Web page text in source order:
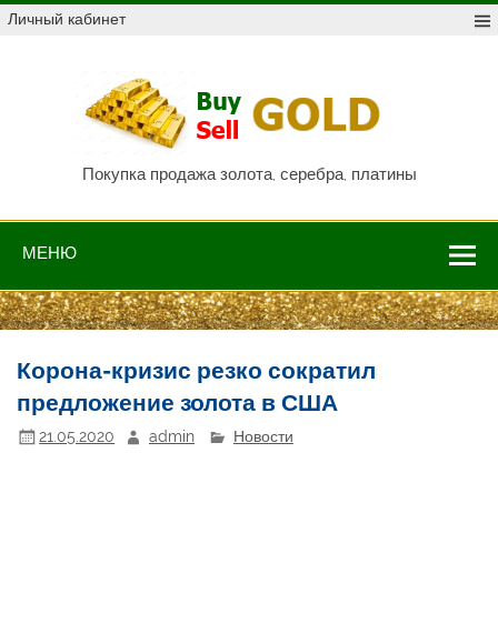
Skip
toЛичный кабинет
Покупка продажа золота, серебра, платины
МЕНЮ
Корона-кризис резко сократил
предложение золота в США
21.05.2020 admin Новости